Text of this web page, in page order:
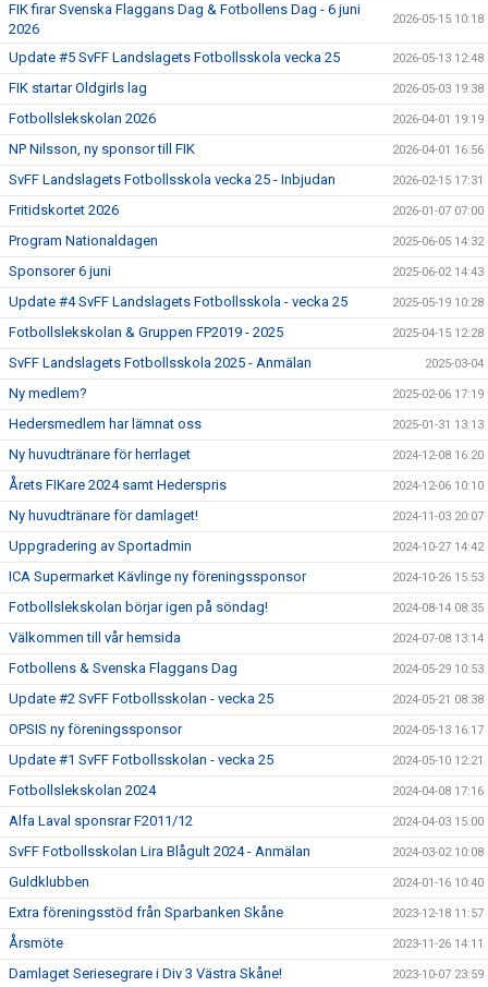
FIK firar Svenska Flaggans Dag & Fotbollens Dag - 6 juni
2026
2026-05-15 10:18
Update #5 SvFF Landslagets Fotbollsskola vecka 25 2026-05-13 12:48
FIK startar Oldgirls lag 2026-05-03 19:38
Fotbollslekskolan 2026 2026-04-01 19:19
NP Nilsson, ny sponsor till FIK 2026-04-01 16:56
SvFF Landslagets Fotbollsskola vecka 25 - Inbjudan 2026-02-15 17:31
Fritidskortet 2026 2026-01-07 07:00
Program Nationaldagen 2025-06-05 14:32
Sponsorer 6 juni 2025-06-02 14:43
Update #4 SvFF Landslagets Fotbollsskola - vecka 25 2025-05-19 10:28
Fotbollslekskolan & Gruppen FP2019 - 2025 2025-04-15 12:28
SvFF Landslagets Fotbollsskola 2025 - Anmälan 2025-03-04
Ny medlem? 2025-02-06 17:19
Hedersmedlem har lämnat oss 2025-01-31 13:13
Ny huvudtränare för herrlaget 2024-12-08 16:20
Årets FIKare 2024 samt Hederspris 2024-12-06 10:10
Ny huvudtränare för damlaget! 2024-11-03 20:07
Uppgradering av Sportadmin 2024-10-27 14:42
ICA Supermarket Kävlinge ny föreningssponsor 2024-10-26 15:53
Fotbollslekskolan börjar igen på söndag! 2024-08-14 08:35
Välkommen till vår hemsida 2024-07-08 13:14
Fotbollens & Svenska Flaggans Dag 2024-05-29 10:53
Update #2 SvFF Fotbollsskolan - vecka 25 2024-05-21 08:38
OPSIS ny föreningssponsor 2024-05-13 16:17
Update #1 SvFF Fotbollsskolan - vecka 25 2024-05-10 12:21
Fotbollslekskolan 2024 2024-04-08 17:16
Alfa Laval sponsrar F2011/12 2024-04-03 15:00
SvFF Fotbollsskolan Lira Blågult 2024 - Anmälan 2024-03-02 10:08
Guldklubben 2024-01-16 10:40
Extra föreningsstöd från Sparbanken Skåne 2023-12-18 11:57
Årsmöte 2023-11-26 14:11
Damlaget Seriesegrare i Div 3 Västra Skåne! 2023-10-07 23:59